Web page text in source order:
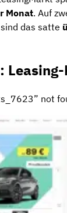
Monat. Auf
das satte
not